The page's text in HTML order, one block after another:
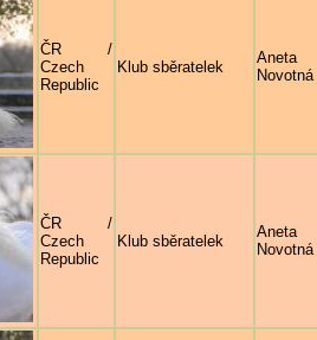
ČR /
Czech
Republic
Klub sběratelek
Aneta
Novotná
ČR /
Czech
Republic
Klub sběratelek
Aneta
Novotná